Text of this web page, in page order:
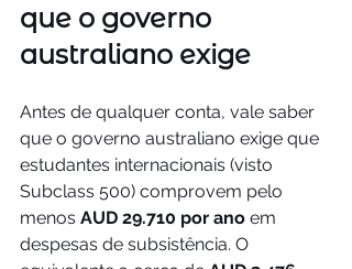
que o governo
australiano exige
Antes de qualquer conta, vale saber
que o governo australiano exige que
estudantes internacionais (visto
Subclass 500) comprovem pelo
menos AUD 29.710 por ano em
despesas de subsistência. O